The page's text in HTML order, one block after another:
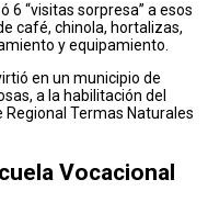
6 “visitas sorpresa” a esos
café, chinola, hortalizas,
y equipamiento.
en un municipio de
a la habilitación del
Regional Termas Naturales
Vocacional